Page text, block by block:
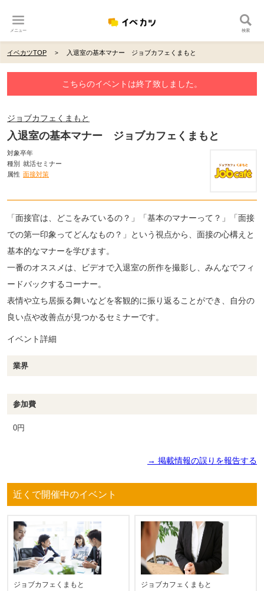
メニュー 検索
イベカツTOP 入退室の基本マナー ジョブカフェくまもと
こちらのイベントは終了致しました。
ジョブカフェくまもと
入退室の基本マナー ジョブカフェくまもと
対象卒年
種別 就活セミナー
属性 面接対策
「面接官は、どこをみているの？」「基本のマナーって？」「面接
での第一印象ってどんなもの？」という視点から、面接の心構えと
基本的なマナーを学びます。
一番のオススメは、ビデオで入退室の所作を撮影し、みんなでフィ
ードバックするコーナー。
表情や立ち居振る舞いなどを客観的に振り返ることができ、自分の
良い点や改善点が見つかるセミナーです。
イベント詳細
業界
参加費
0円
→ 掲載情報の誤りを報告する
近くで開催中のイベント
ジョブカフェくまもと ジョブカフェくまもと